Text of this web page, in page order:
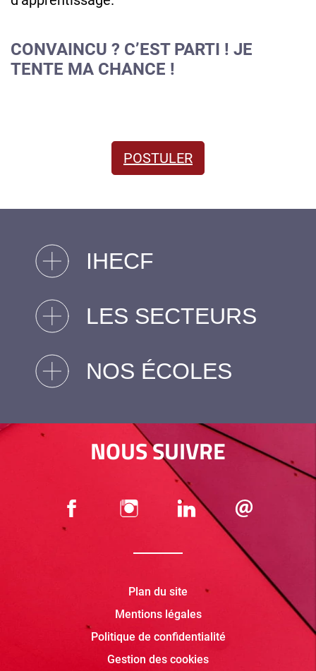
CONVAINCU ? C’EST PARTI ! JE
TENTE MA CHANCE !
POSTULER
IHECF
LES SECTEURS
NOS ÉCOLES
NOUS SUIVRE
Plan du site
Mentions légales
Politique de confidentialité
Gestion des cookies